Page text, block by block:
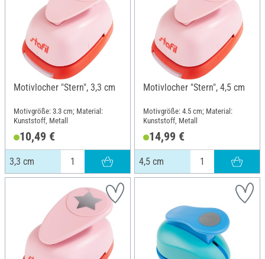
Motivlocher "Stern", 3,3 cm
Motivgröße: 3.3 cm; Material:
Kunststoff, Metall
10,49 €
3,3 cm
Motivlocher "Stern", 4,5 cm
Motivgröße: 4.5 cm; Material:
Kunststoff, Metall
14,99 €
4,5 cm